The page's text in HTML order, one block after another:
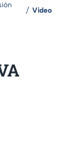
Video